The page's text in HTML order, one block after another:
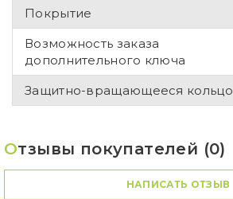
Покрытие
Возможность заказа
дополнительного ключа
Защитно-вращающееся кольцо
Отзывы покупателей (0)
НАПИСАТЬ ОТЗЫВ